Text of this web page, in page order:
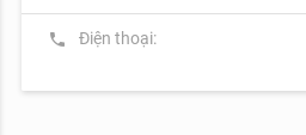
phone Điện thoại: